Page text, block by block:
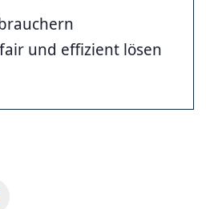
und effizient lösen